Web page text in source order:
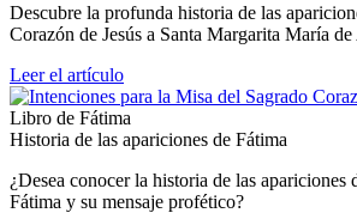
Descubre la profunda historia de las
Corazón de Jesús a Santa Margarita María
Leer el artículo
Libro de Fátima
Historia de las apariciones de Fátima
¿Desea conocer la historia de las apariciones
Fátima y su mensaje profético?